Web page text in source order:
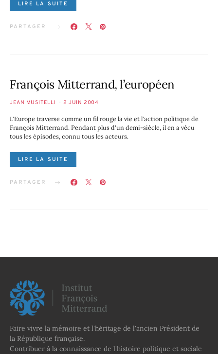
LIRE LA SUITE
PARTAGER
François Mitterrand, l’européen
JEAN MUSITELLI 2 JUIN 2004
L'Europe traverse comme un fil rouge la vie et l'action politique de
François Mitterrand. Pendant plus d'un demi-siècle, il en a vécu
tous les épisodes, connu tous les acteurs.
LIRE LA SUITE
PARTAGER
Faire vivre la mémoire et l'héritage de l'ancien Président de
la République française.
Contribuer à la connaissance de l'histoire politique et sociale